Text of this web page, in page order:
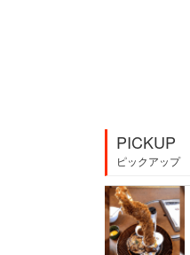
PICKUP
ピックアップ